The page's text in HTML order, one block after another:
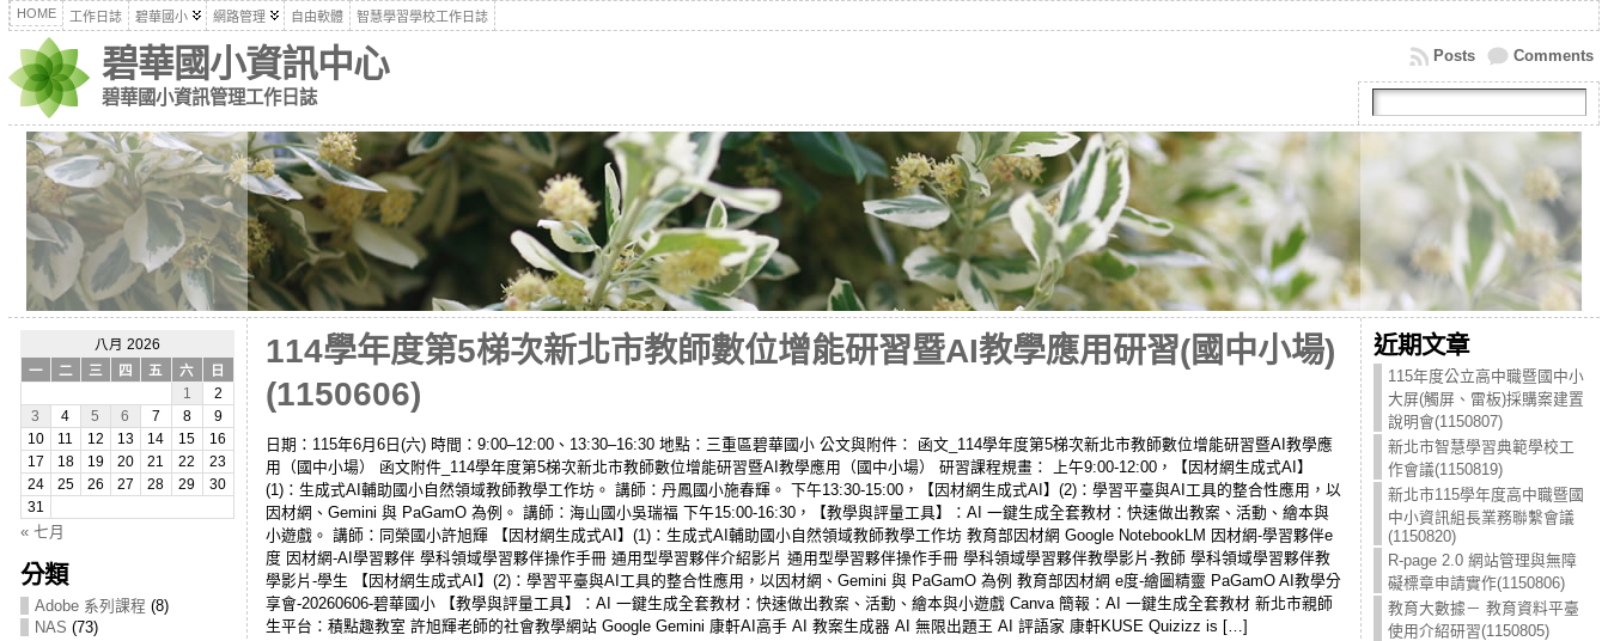
HOME 工作日誌 碧華國小 網路管理 自由軟體 智慧學習學校工作日誌
碧華國小資訊中心
碧華國小資訊管理工作日誌
Comments
Posts
八月 2026
一
二 三 四 五 六
日
1
2
3
4 5 6 7 8
9
10
11 12 13 14 15
16
17
18 19 20 21 22
23
24
25 26 27 28 29
30
31
« 七月
分類
Adobe 系列課程 (8)
NAS (73)
114學年度第5梯次新北市教師數位增能研習暨AI教學應用研習(國中小場)
(1150606)
日期：115年6月6日(六) 時間：9:00–12:00、13:30–16:30 地點：三重區碧華國小 公文與附件： 函文_114學年度第5梯次新北市教師數位增能研習暨AI教學應
用（國中小場） 函文附件_114學年度第5梯次新北市教師數位增能研習暨AI教學應用（國中小場） 研習課程規畫： 上午9:00-12:00，【因材網生成式AI】
(1)：生成式AI輔助國小自然領域教師教學工作坊。 講師：丹鳳國小施春輝。 下午13:30-15:00，【因材網生成式AI】(2)：學習平臺與AI工具的整合性應用，以
因材網、Gemini 與 PaGamO 為例。 講師：海山國小吳瑞福 下午15:00-16:30，【教學與評量工具】：AI 一鍵生成全套教材：快速做出教案、活動、繪本與
小遊戲。 講師：同榮國小許旭輝 【因材網生成式AI】(1)：生成式AI輔助國小自然領域教師教學工作坊 教育部因材網 Google NotebookLM 因材網-學習夥伴e
度 因材網-AI學習夥伴 學科領域學習夥伴操作手冊 通用型學習夥伴介紹影片 通用型學習夥伴操作手冊 學科領域學習夥伴教學影片-教師 學科領域學習夥伴教
學影片-學生 【因材網生成式AI】(2)：學習平臺與AI工具的整合性應用，以因材網、Gemini 與 PaGamO 為例 教育部因材網 e度-繪圖精靈 PaGamO AI教學分
享會-20260606-碧華國小 【教學與評量工具】：AI 一鍵生成全套教材：快速做出教案、活動、繪本與小遊戲 Canva 簡報：AI 一鍵生成全套教材 新北市親師
生平台：積點趣教室 許旭輝老師的社會教學網站 Google Gemini 康軒AI高手 AI 教案生成器 AI 無限出題王 AI 評語家 康軒KUSE Quizizz is […]
近期文章
115年度公立高中職暨國中小
大屏(觸屏、雷板)採購案建置
說明會(1150807)
新北市智慧學習典範學校工
作會議(1150819)
新北市115學年度高中職暨國
中小資訊組長業務聯繫會議
(1150820)
R-page 2.0 網站管理與無障
礙標章申請實作(1150806)
教育大數據－ 教育資料平臺
使用介紹研習(1150805)